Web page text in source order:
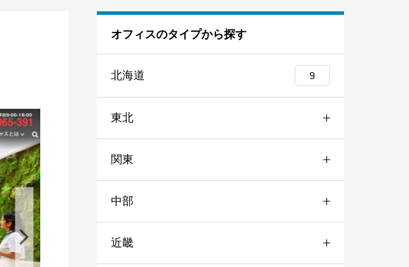
オフィスのタイプから探す
北海道 9
東北
青森
岩手
秋田
関東
群馬
東京
中部
愛知
近畿